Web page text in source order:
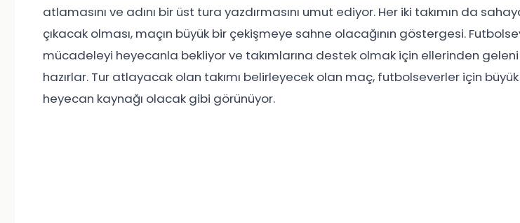
atlamasını ve adını bir üst tura yazdırmasını umut ediyor. Her iki takımın da
çıkacak olması, maçın büyük bir çekişmeye sahne olacağının göstergesi.
mücadeleyi heyecanla bekliyor ve takımlarına destek olmak için ellerinden
hazırlar. Tur atlayacak olan takımı belirleyecek olan maç, futbolseverler için
heyecan kaynağı olacak gibi görünüyor.